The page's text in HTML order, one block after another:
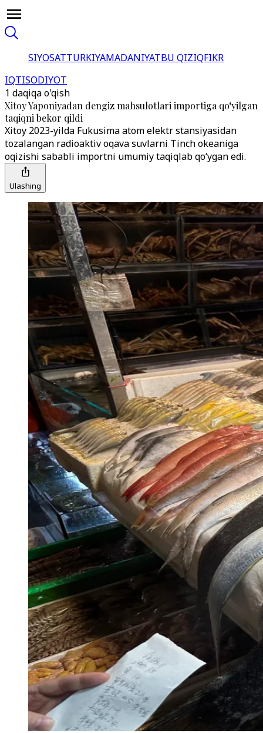
SIYOSATTURKIYAMADANIYATBU QIZIQFIKR
IQTISODIYOT
1 daqiqa o'qish
Xitoy Yaponiyadan dengiz mahsulotlari importiga qo‘yilgan
taqiqni bekor qildi
Xitoy 2023-yilda Fukusima atom elektr stansiyasidan
tozalangan radioaktiv oqava suvlarni Tinch okeaniga
oqizishi sababli importni umumiy taqiqlab qo‘ygan edi.
Ulashing